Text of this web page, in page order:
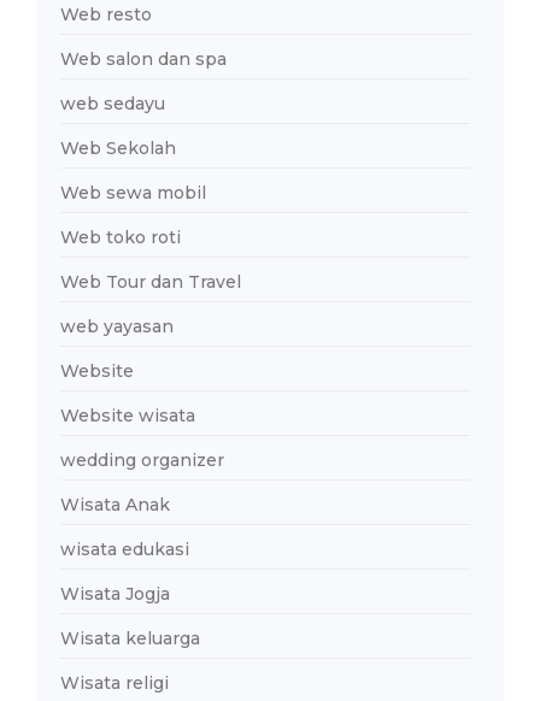
Web resto
Web salon dan spa
web sedayu
Web Sekolah
Web sewa mobil
Web toko roti
Web Tour dan Travel
web yayasan
Website
Website wisata
wedding organizer
Wisata Anak
wisata edukasi
Wisata Jogja
Wisata keluarga
Wisata religi